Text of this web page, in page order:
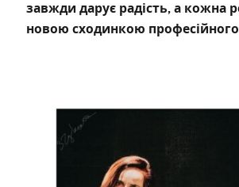
завжди дарує радість, а кожна
новою сходинкою